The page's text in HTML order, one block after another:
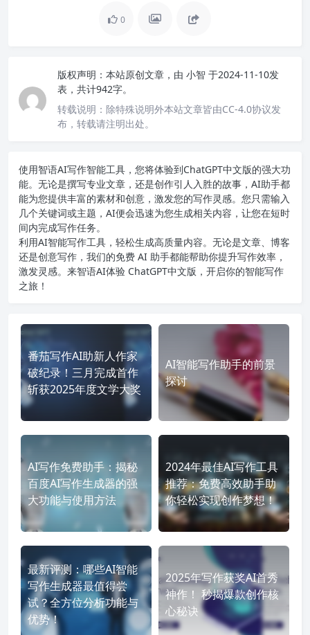
0
版权声明： 本站原创文章，由 小智 于2024-11-10发
表，共计942字。
转载说明： 除特殊说明外本站文章皆由CC-4.0协议发
布，转载请注明出处。
使用智语AI写作智能工具，您将体验到ChatGPT中文版的强大功
能。无论是撰写专业文章，还是创作引人入胜的故事，AI助手都
能为您提供丰富的素材和创意，激发您的写作灵感。您只需输入
几个关键词或主题，AI便会迅速为您生成相关内容，让您在短时
间内完成写作任务。
利用AI智能写作工具，轻松生成高质量内容。无论是文章、博客
还是创意写作，我们的免费 AI 助手都能帮助你提升写作效率，
激发灵感。来智语AI体验 ChatGPT中文版 ，开启你的智能写作
之旅！
番茄写作AI助新人作家
破纪录！三月完成首作
斩获2025年度文学大奖
AI智能写作助手的前景
探讨
AI写作免费助手：揭秘
百度AI写作生成器的强
大功能与使用方法
2024年最佳AI写作工具
推荐：免费高效助手助
你轻松实现创作梦想！
最新评测：哪些AI智能
写作生成器最值得尝
试？全方位分析功能与
优势！
2025年写作获奖AI首秀
神作！ 秒揭爆款创作核
心秘诀